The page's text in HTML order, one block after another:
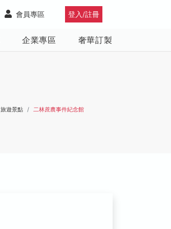
登入/註冊
會員專區
企業專區 奢華訂製
旅遊景點 二林蔗農事件紀念館